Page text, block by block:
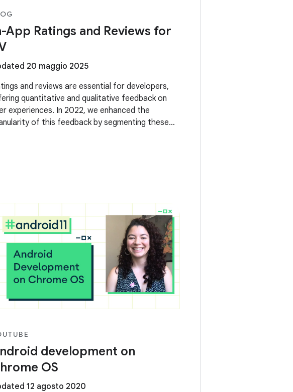
App Ratings and Reviews for
20 maggio 2025
and reviews are essential for developers,
quantitative and qualitative feedback on
experiences. In 2022, we enhanced the
of this feedback by segmenting these
development on
OS
12 agosto 2020